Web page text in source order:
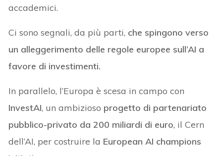
accademici.
Ci sono segnali, da più parti, che spingono verso
un alleggerimento delle regole europee sull’AI a
favore di investimenti.
In parallelo, l’Europa è scesa in campo con
InvestAI, un ambizioso progetto di partenariato
pubblico-privato da 200 miliardi di euro, il Cern
dell’AI, per costruire la European AI champions